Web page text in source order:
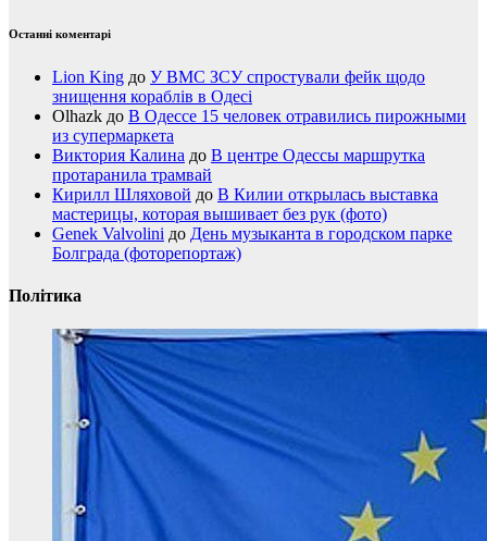
Останні коментарі
Lion King до У ВМС ЗСУ спростували фейк щодо
знищення кораблів в Одесі
Olhazk до В Одессе 15 человек отравились пирожными
из супермаркета
Виктория Калина до В центре Одессы маршрутка
протаранила трамвай
Кирилл Шляховой до В Килии открылась выставка
мастерицы, которая вышивает без рук (фото)
Genek Valvolini до День музыканта в городском парке
Болграда (фоторепортаж)
Політика